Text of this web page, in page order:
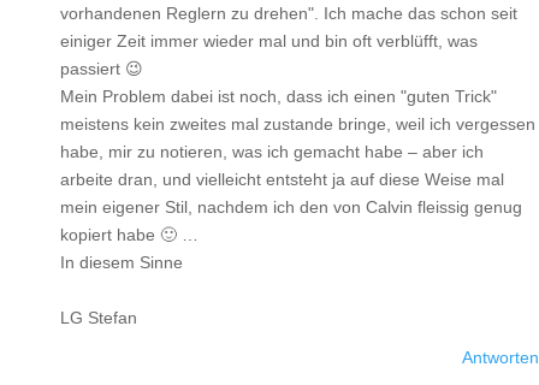
vorhandenen Reglern zu drehen". Ich mache das schon seit
einiger Zeit immer wieder mal und bin oft verblüfft, was
passiert 😉
Mein Problem dabei ist noch, dass ich einen "guten Trick"
meistens kein zweites mal zustande bringe, weil ich vergessen
habe, mir zu notieren, was ich gemacht habe – aber ich
arbeite dran, und vielleicht entsteht ja auf diese Weise mal
mein eigener Stil, nachdem ich den von Calvin fleissig genug
kopiert habe 🙂 …
In diesem Sinne
LG Stefan
Antworten